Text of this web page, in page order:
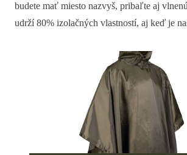
budete mať miesto nazvyš, pribaľte aj
udrží 80% izolačných vlastností, aj keď je